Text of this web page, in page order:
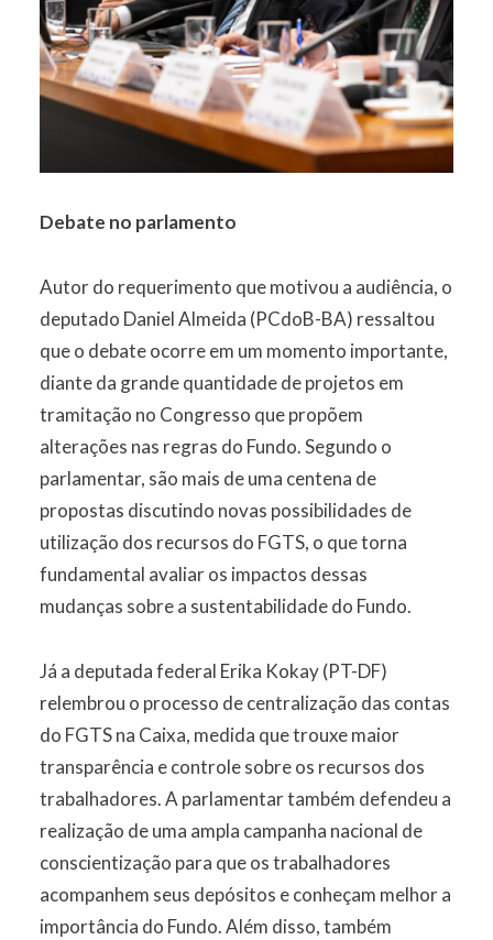
Debate no parlamento
Autor do requerimento que motivou a audiência, o
deputado Daniel Almeida (PCdoB-BA) ressaltou
que o debate ocorre em um momento importante,
diante da grande quantidade de projetos em
tramitação no Congresso que propõem
alterações nas regras do Fundo. Segundo o
parlamentar, são mais de uma centena de
propostas discutindo novas possibilidades de
utilização dos recursos do FGTS, o que torna
fundamental avaliar os impactos dessas
mudanças sobre a sustentabilidade do Fundo.
Já a deputada federal Erika Kokay (PT-DF)
relembrou o processo de centralização das contas
do FGTS na Caixa, medida que trouxe maior
transparência e controle sobre os recursos dos
trabalhadores. A parlamentar também defendeu a
realização de uma ampla campanha nacional de
conscientização para que os trabalhadores
acompanhem seus depósitos e conheçam melhor a
importância do Fundo. Além disso, também